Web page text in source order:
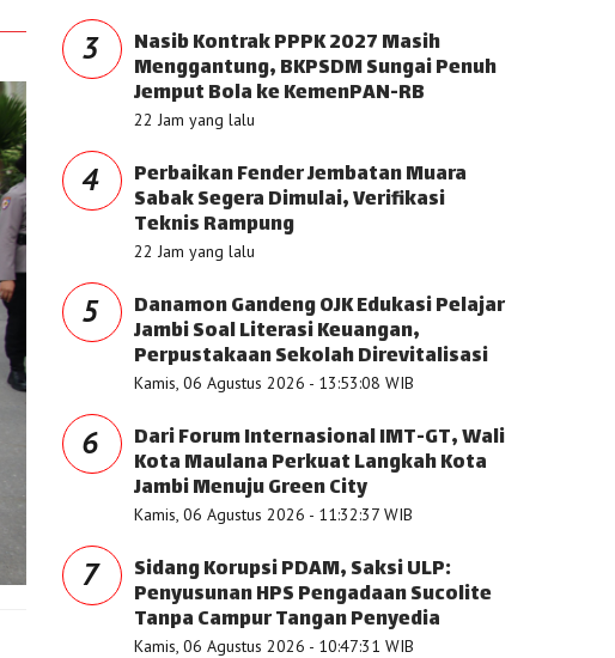
3 Nasib Kontrak PPPK 2027 Masih
Menggantung, BKPSDM Sungai Penuh
Jemput Bola ke KemenPAN-RB
22 Jam yang lalu
4 Perbaikan Fender Jembatan Muara
Sabak Segera Dimulai, Verifikasi
Teknis Rampung
22 Jam yang lalu
5 Danamon Gandeng OJK Edukasi Pelajar
Jambi Soal Literasi Keuangan,
Perpustakaan Sekolah Direvitalisasi
Kamis, 06 Agustus 2026 - 13:53:08 WIB
6 Dari Forum Internasional IMT-GT, Wali
Kota Maulana Perkuat Langkah Kota
Jambi Menuju Green City
Kamis, 06 Agustus 2026 - 11:32:37 WIB
7 Sidang Korupsi PDAM, Saksi ULP:
Penyusunan HPS Pengadaan Sucolite
Tanpa Campur Tangan Penyedia
Kamis, 06 Agustus 2026 - 10:47:31 WIB